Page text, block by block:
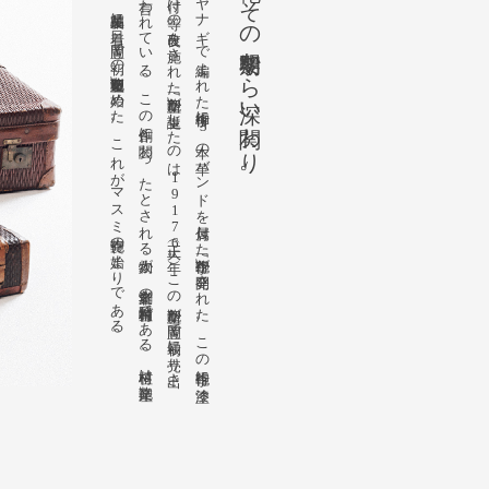
豊岡の鞄、その黎明期から深い関わり。
明治時代、
コ
リ
ヤ
ナ
ギ
で
編ま
れ
た
柳行李に
3
本の
革バ
ン
ド
を
付属し
た
「行李鞄」が
開発さ
れ
た
。
こ
の
行李鞄に
漆塗
り
や
錠前取り
付け
等の
改良を
施さ
れ
た
「新型鞄」が
誕生し
た
の
は
1
9
1
7
（大正6
）年。
こ
の
新型鞄が
豊岡で
最初に
売り
出さ
れ
た
「鞄」と
言わ
れ
て
い
る
。
こ
の
創作に
関わ
っ
た
と
さ
れ
る
人物が
、
創業者の
植村賢輔で
あ
る
。
植村は
鞄産業
の
未来を
確信し
、
皮革製品に
着目。
豊岡で
初の
「箱型鞄」製造を
始め
た
。
こ
れ
が
マ
ス
ミ
鞄嚢の
始ま
り
で
あ
る
。